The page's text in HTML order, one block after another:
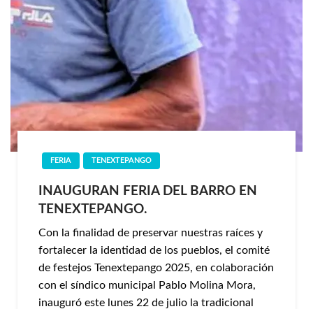
FERIA TENEXTEPANGO
INAUGURAN FERIA DEL BARRO EN
TENEXTEPANGO.
Con la finalidad de preservar nuestras raíces y
fortalecer la identidad de los pueblos, el comité
de festejos Tenextepango 2025, en colaboración
con el síndico municipal Pablo Molina Mora,
inauguró este lunes 22 de julio la tradicional